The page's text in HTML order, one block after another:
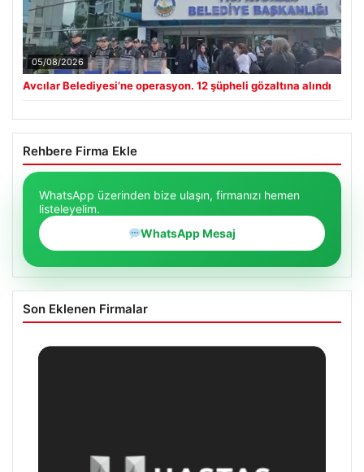
05/08/2026
Avcılar Belediyesi’ne operasyon. 12 şüpheli gözaltına alındı
Rehbere Firma Ekle
WhatsApp üzerinden bize ulaşın, firmanızı hemen
listeleyelim.
WhatsApp Mesaj
Son Eklenen Firmalar